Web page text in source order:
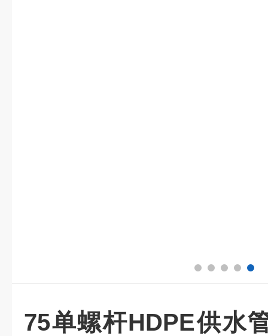
75单螺杆HDPE供水